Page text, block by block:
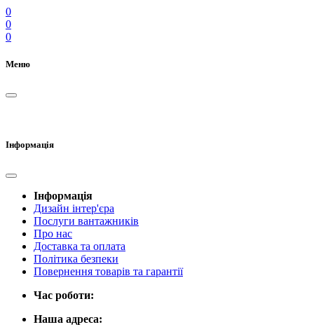
0
0
0
Меню
Інформація
Інформація
Дизайн інтер'єра
Послуги вантажників
Про нас
Доставка та оплата
Політика безпеки
Повернення товарів та гарантії
Час роботи:
Наша адреса: